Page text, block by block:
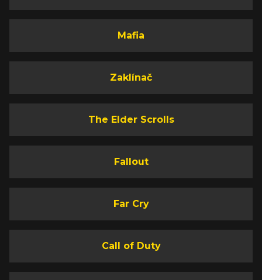
Mafia
Zaklínač
The Elder Scrolls
Fallout
Far Cry
Call of Duty